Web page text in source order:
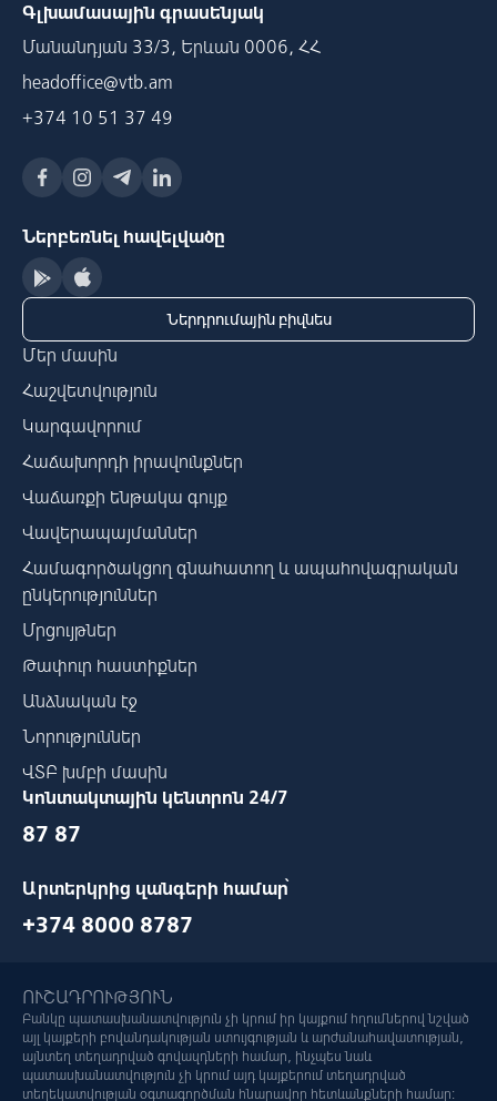
Գլխամասային գրասենյակ
Մանանդյան 33/3, Երևան 0006, ՀՀ
headoffice@vtb.am
+374 10 51 37 49
Ներբեռնել հավելվածը
Ներդրումային բիզնես
Մեր մասին
Հաշվետվություն
Կարգավորում
Հաճախորդի իրավունքներ
Վաճառքի ենթակա գույք
Վավերապայմաններ
Համագործակցող գնահատող և ապահովագրական
ընկերություններ
Մրցույթներ
Թափուր հաստիքներ
Անձնական էջ
Նորություններ
ՎՏԲ խմբի մասին
Կոնտակտային կենտրոն 24/7
87 87
Արտերկրից զանգերի համար՝
+374 8000 8787
ՈՒՇԱԴՐՈՒԹՅՈՒՆ
Բանկը պատասխանատվություն չի կրում իր կայքում հղումներով նշված
այլ կայքերի բովանդակության ստույգության և արժանահավատության,
այնտեղ տեղադրված գովազդների համար, ինչպես նաև
պատասխանատվություն չի կրում այդ կայքերում տեղադրված
տեղեկատվության օգտագործման հնարավոր հետևանքների համար: